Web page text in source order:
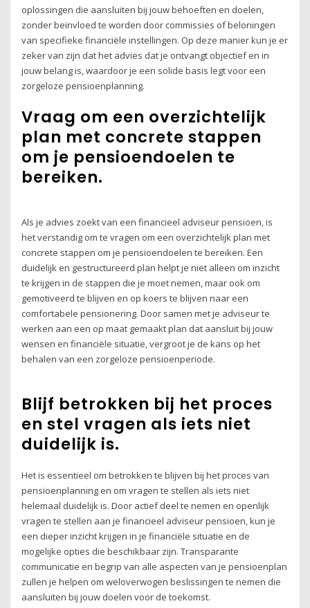
oplossingen die aansluiten bij jouw behoeften en doelen,
zonder beïnvloed te worden door commissies of beloningen
van specifieke financiële instellingen. Op deze manier kun je er
zeker van zijn dat het advies dat je ontvangt objectief en in
jouw belang is, waardoor je een solide basis legt voor een
zorgeloze pensioenplanning.
Vraag om een overzichtelijk
plan met concrete stappen
om je pensioendoelen te
bereiken.
Als je advies zoekt van een financieel adviseur pensioen, is
het verstandig om te vragen om een overzichtelijk plan met
concrete stappen om je pensioendoelen te bereiken. Een
duidelijk en gestructureerd plan helpt je niet alleen om inzicht
te krijgen in de stappen die je moet nemen, maar ook om
gemotiveerd te blijven en op koers te blijven naar een
comfortabele pensionering. Door samen met je adviseur te
werken aan een op maat gemaakt plan dat aansluit bij jouw
wensen en financiële situatie, vergroot je de kans op het
behalen van een zorgeloze pensioenperiode.
Blijf betrokken bij het proces
en stel vragen als iets niet
duidelijk is.
Het is essentieel om betrokken te blijven bij het proces van
pensioenplanning en om vragen te stellen als iets niet
helemaal duidelijk is. Door actief deel te nemen en openlijk
vragen te stellen aan je financieel adviseur pensioen, kun je
een dieper inzicht krijgen in je financiële situatie en de
mogelijke opties die beschikbaar zijn. Transparante
communicatie en begrip van alle aspecten van je pensioenplan
zullen je helpen om weloverwogen beslissingen te nemen die
aansluiten bij jouw doelen voor de toekomst.